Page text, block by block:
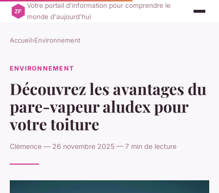
Votre portail d'information pour comprendre le
monde d'aujourd'hui
Accueil›Environnement
ENVIRONNEMENT
Découvrez les avantages du
pare-vapeur aludex pour
votre toiture
Clémence — 26 novembre 2025 — 7 min de lecture